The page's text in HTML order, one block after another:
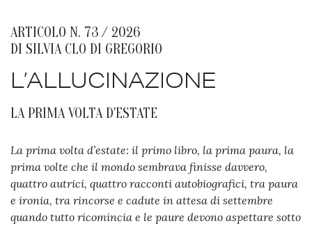
ARTICOLO N. 73 / 2026
DI SILVIA CLO DI GREGORIO
L’ALLUCINAZIONE
LA PRIMA VOLTA D'ESTATE
La prima volta d’estate: il primo libro, la prima paura, la
prima volte che il mondo sembrava finisse davvero,
quattro autrici, quattro racconti autobiografici, tra paura
e ironia, tra rincorse e cadute in attesa di settembre
quando tutto ricomincia e le paure devono aspettare sotto